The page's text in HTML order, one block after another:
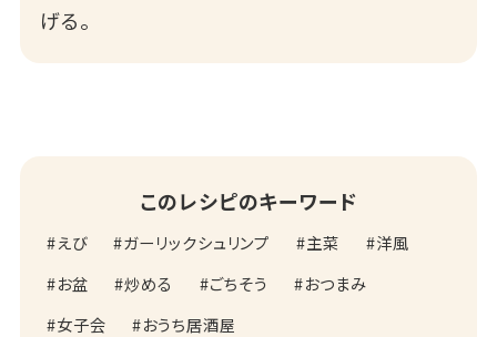
げる。
このレシピのキーワード
えび ガーリックシュリンプ 主菜
洋風
お盆
炒める ごちそう
おつまみ
女子会
おうち居酒屋